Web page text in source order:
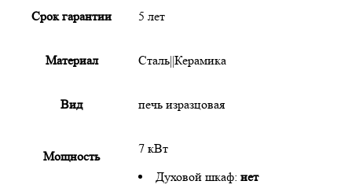
Срок гарантии 5 лет
Материал Сталь||Керамика
Вид печь изразцовая
Мощность
7 кВт
Духовой шкаф: нет